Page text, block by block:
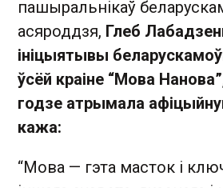
пашыральнікаў
асяроддзя, Глеб
ініцыятывы
ўсёй краіне “Мова
годзе атрымала
кажа:
“Мова — гэта масток і